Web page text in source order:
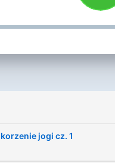
jogi cz. 1